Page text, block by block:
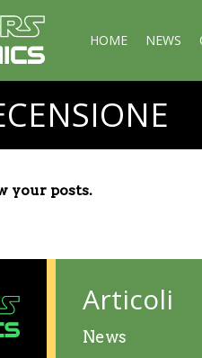
HOME NEWS
your posts.
Articoli
News